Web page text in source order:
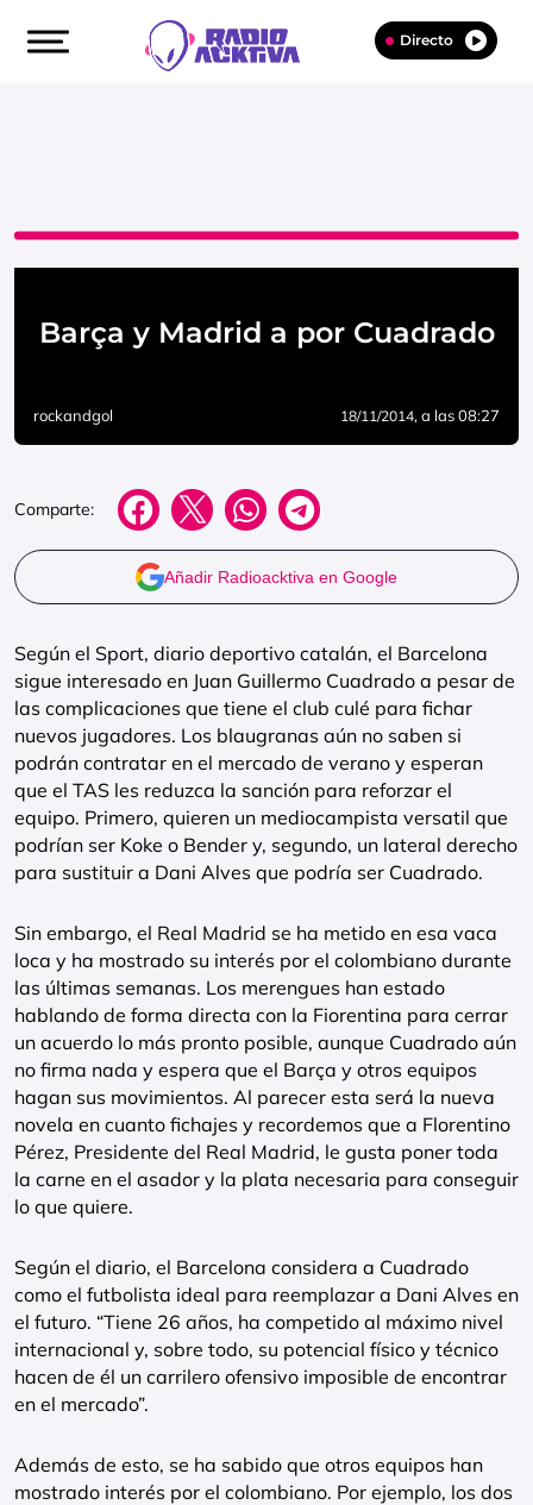
Directo
Barça y Madrid a por Cuadrado
rockandgol 18/11/2014, a las 08:27
Comparte:
Añadir Radioacktiva en Google
Según el Sport, diario deportivo catalán, el Barcelona
sigue interesado en Juan Guillermo Cuadrado a pesar de
las complicaciones que tiene el club culé para fichar
nuevos jugadores. Los blaugranas aún no saben si
podrán contratar en el mercado de verano y esperan
que el TAS les reduzca la sanción para reforzar el
equipo. Primero, quieren un mediocampista versatil que
podrían ser Koke o Bender y, segundo, un lateral derecho
para sustituir a Dani Alves que podría ser Cuadrado.
Sin embargo, el Real Madrid se ha metido en esa vaca
loca y ha mostrado su interés por el colombiano durante
las últimas semanas. Los merengues han estado
hablando de forma directa con la Fiorentina para cerrar
un acuerdo lo más pronto posible, aunque Cuadrado aún
no firma nada y espera que el Barça y otros equipos
hagan sus movimientos. Al parecer esta será la nueva
novela en cuanto fichajes y recordemos que a Florentino
Pérez, Presidente del Real Madrid, le gusta poner toda
la carne en el asador y la plata necesaria para conseguir
lo que quiere.
Según el diario, el Barcelona considera a Cuadrado
como el futbolista ideal para reemplazar a Dani Alves en
el futuro. “Tiene 26 años, ha competido al máximo nivel
internacional y, sobre todo, su potencial físico y técnico
hacen de él un carrilero ofensivo imposible de encontrar
en el mercado”.
Además de esto, se ha sabido que otros equipos han
mostrado interés por el colombiano. Por ejemplo, los dos